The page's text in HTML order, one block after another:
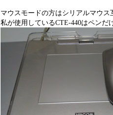
マウスモードの方はシリアルマウス
私が使用しているCTE-440はペンだ